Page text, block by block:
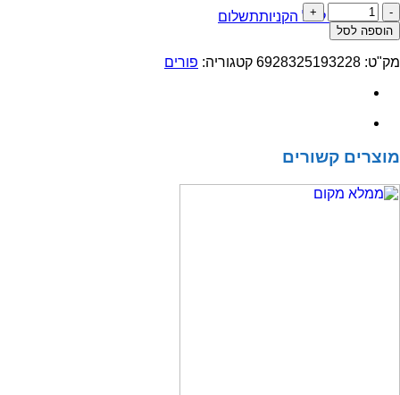
מעבר לסל הקניותתשלום
כמות
של
חבי
16
נייר
פורים
סמלים
הוספה לסל
מק"ט: 6928325193228 קטגוריה: פורים
מוצרים קשורים